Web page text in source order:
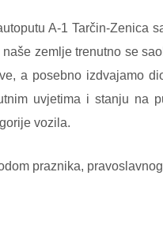
A-1 Tarčin-Zenica
naše zemlje trenutno se
a posebno izdvajamo
uvjetima i stanju na
vozila.
praznika,